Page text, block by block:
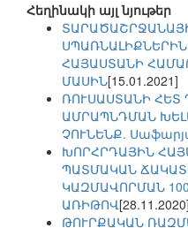
Հեղինակի այլ նյութեր
ՀԱՅԱՍՏԱՆԻ
ՄԱՍԻՆ[15.01.2021]
ՌՈՒՍԱՍՏԱՆԻ
ԱՄՐԱՊՆԴՄԱՆ
ՉՈՒՆԵՆՔ.
ԽՈՐՀՐԴԱՅԻՆ
ՊԱՏՄԱԿԱՆ
ԿԱԶՄԱՎՈՐՄԱՆ
ԱՌԻԹՈՎ[28.11.2020]
ԹՈՒՐՔԱԿԱՆ